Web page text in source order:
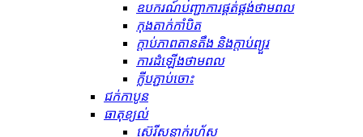
ឧបករណ៍បញ្ជាការផ្គត់ផ្គង់ថាមពល
កុងតាក់កាំបិត
ក្ដាប់ភាពតានតឹង និងក្ដាប់ព្យួរ
ការដំឡើងថាមពល
ក្លីបភ្ជាប់ចោះ
ជក់កាបូន
ធាតុ​ខ្យល់
ស៊េរីសន្លាក់រហ័ស